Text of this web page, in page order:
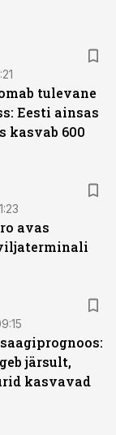
tulevane
Eesti ainsas
kasvab 600
avas
järsult,
kasvavad